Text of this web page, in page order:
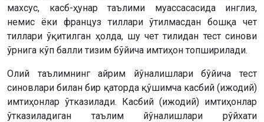
махсус, касб-ҳунар таълими муассасасида инглиз,
немис ёки француз тиллари ўтилмасдан бошқа чет
тиллари ўқитилган ҳолда, шу чет тилидан тест синови
ўрнига кўп балли тизим бўйича имтиҳон топширилади.
Олий таълимнинг айрим йўналишлари бўйича тест
синовлари билан бир қаторда қўшимча касбий (ижодий)
имтиҳонлар ўтказилади. Касбий (ижодий) имтиҳонлар
ўтказиладиган таълим йўналишлари рўйхати